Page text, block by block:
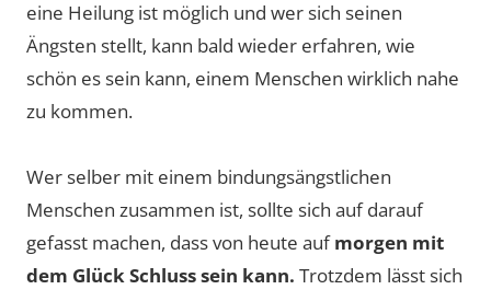
eine Heilung ist möglich und wer sich seinen
Ängsten stellt, kann bald wieder erfahren, wie
schön es sein kann, einem Menschen wirklich nahe
zu kommen.
Wer selber mit einem bindungsängstlichen
Menschen zusammen ist, sollte sich auf darauf
gefasst machen, dass von heute aufmorgen mit
dem Glück Schluss sein kann. Trotzdem lässt sich